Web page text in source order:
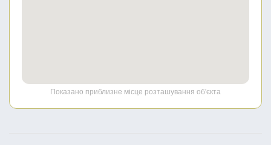
Показано приблизне місце розташування об'єкта